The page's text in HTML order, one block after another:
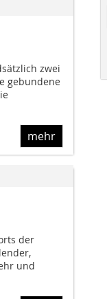
zwei
gebundene
mehr
der
und